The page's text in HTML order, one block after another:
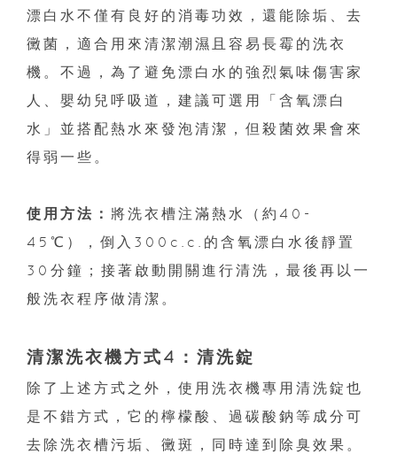
漂白水不僅有良好的消毒功效，還能除垢、去
黴菌，適合用來清潔潮濕且容易長霉的洗衣
機。不過，為了避免漂白水的強烈氣味傷害家
人、嬰幼兒呼吸道，建議可選用「含氧漂白
水」並搭配熱水來發泡清潔，但殺菌效果會來
得弱一些。
使用方法： 將洗衣槽注滿熱水（約40-
45℃），倒入300c.c.的含氧漂白水後靜置
30分鐘；接著啟動開關進行清洗，最後再以一
般洗衣程序做清潔。
清潔洗衣機方式4：清洗錠
除了上述方式之外，使用洗衣機專用清洗錠也
是不錯方式，它的檸檬酸、過碳酸鈉等成分可
去除洗衣槽污垢、黴斑，同時達到除臭效果。